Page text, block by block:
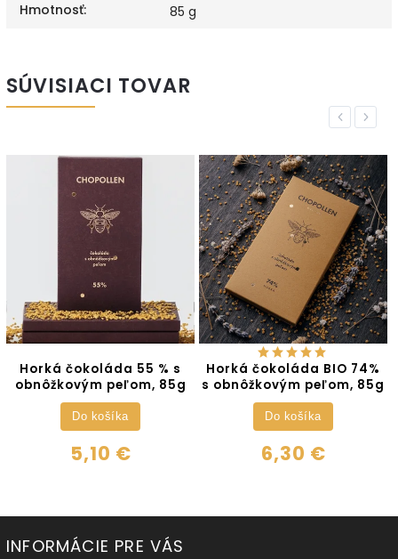
Hmotnosť: 85 g
SÚVISIACI TOVAR
Previous
Horká čokoláda 55 % s
obnôžkovým peľom, 85g
5,10 €
Do košíka
Horká čokoláda BIO 74%
s obnôžkovým peľom, 85g
6,30 €
Do košíka
Next
INFORMÁCIE PRE VÁS